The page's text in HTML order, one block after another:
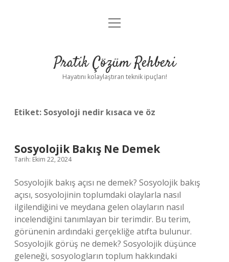
Anasayfa
Yasal Uyarı
menüyü
Pratik Çözüm Rehberi
Hayatını kolaylaştıran teknik ipuçları!
Etiket: Sosyoloji nedir kısaca ve öz
Sosyolojik Bakış Ne Demek
Tarih: Ekim 22, 2024
Sosyolojik bakış açısı ne demek? Sosyolojik bakış
açısı, sosyolojinin toplumdaki olaylarla nasıl
ilgilendiğini ve meydana gelen olayların nasıl
incelendiğini tanımlayan bir terimdir. Bu terim,
görünenin ardındaki gerçekliğe atıfta bulunur.
Sosyolojik görüş ne demek? Sosyolojik düşünce
geleneği, sosyologların toplum hakkındaki